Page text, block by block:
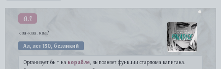
ал
ква-ква. ква?
Ал, лет 150, безликий
Организует быт на корабле, выполняет функции старпома капитана.